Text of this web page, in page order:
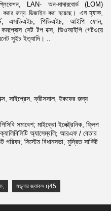
LAN- অন-মাদারবোর্ড (LOM)
করার জন্য ডিজাইন করা হয়েছে। এনহ্যাক,
এসডিএইচ, পিডিএইচ, আইপি ফোন,
কমপ্লেক্স সেট টপ বক্স, ভিওআইপি গেটওয়ে
সুইচ ইত্যাদি। ..
সাইপ্রেস, ফ্রীসসাল, ইকফের জন্য
সমাবেশ; মাইক্রো ইলেক্ট্রনিক, ফ্লিপ
অ্যাসেম্বলি; আরএফ / বেতার
পরিষদ; সিস্টেম বিধানসভা; মুদ্রিত সার্কিট
, মডুলার জ্যাকস rj45